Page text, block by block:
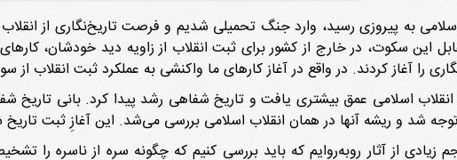
را آغاز کردند. در واقع در آغاز کارهای ما واکنشی به عملکرد ثبت انقلاب
انقلاب اسلامی عمق بیشتری یافت و تاریخ شفاهی رشد پیدا کرد. بانی
شد و ریشه آنها در همان انقلاب اسلامی بررسی می‌شد. این آغازِ ثبت
از آثار روبه‌روایم که باید بررسی کنیم که چگونه سره از ناسره را